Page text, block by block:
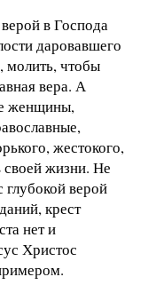
в Господа
даровавшего
молить, чтобы
вера. А
женщины,
жестокого,
своей жизни. Не
верой
крест
нет и
Христос